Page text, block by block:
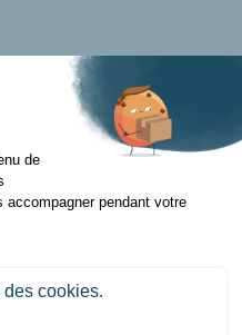
chariots élévateurs
les entrepôts et les centres de
fonctionnement silencieux
Cela en fait une solution
performances optimales.